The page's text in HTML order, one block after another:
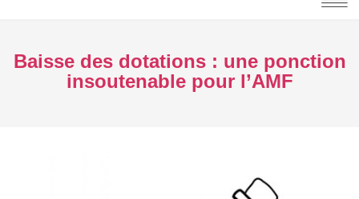
Baisse des dotations : une ponction
insoutenable pour l’AMF